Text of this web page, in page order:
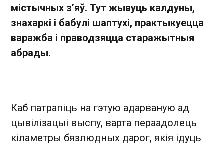
містычных з’яў. Тут жывуць калдуны,
знахаркі і бабулі шаптухі, практыкуецца
варажба і праводзяцца старажытныя
абрады.
Каб патрапіць на гэтую адарваную ад
цывілізацыі выспу, варта пераадолець
кіламетры бязлюдных дарог, якія ідуць